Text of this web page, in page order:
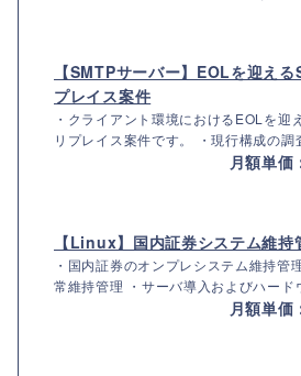
【SMTPサーバー】EOLを迎え
プレイス案件
・クライアント環境におけるEOLを迎
リプレイス案件です。 ・現行構成の調
月額単価
【Linux】国内証券システム維持
・国内証券のオンプレシステム維持管
常維持管理 ・サーバ導入およびハード
月額単価